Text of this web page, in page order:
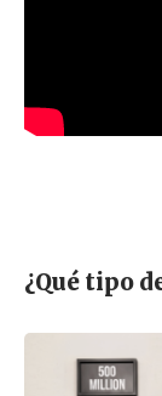
¿Qué tipo